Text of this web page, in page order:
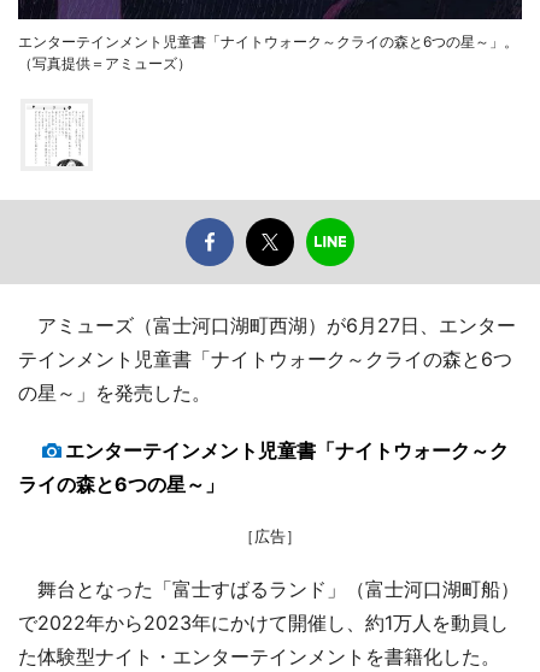
エンターテインメント児童書「ナイトウォーク～クライの森と6つの星～」。
（写真提供＝アミューズ）
アミューズ（富士河口湖町西湖）が6月27日、エンター
テインメント児童書「ナイトウォーク～クライの森と6つ
の星～」を発売した。
エンターテインメント児童書「ナイトウォーク～ク
ライの森と6つの星～」
［広告］
舞台となった「富士すばるランド」（富士河口湖町船）
で2022年から2023年にかけて開催し、約1万人を動員し
た体験型ナイト・エンターテインメントを書籍化した。